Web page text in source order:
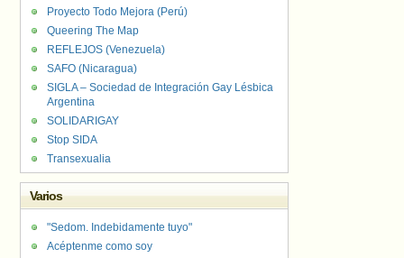
Proyecto Todo Mejora (Perú)
Queering The Map
REFLEJOS (Venezuela)
SAFO (Nicaragua)
SIGLA – Sociedad de Integración Gay Lésbica
Argentina
SOLIDARIGAY
Stop SIDA
Transexualia
Varios
"Sedom. Indebidamente tuyo"
Acéptenme como soy